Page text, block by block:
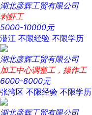
湖北彦辉工贸有限公司
剥虾工
5000-10000元
潜江 不限经验 不限学历
湖北彦辉工贸有限公司
加工中心调整工，操作工
6000-8000元
张湾区 不限经验 不限学历
湖北彦辉工贸有限公司